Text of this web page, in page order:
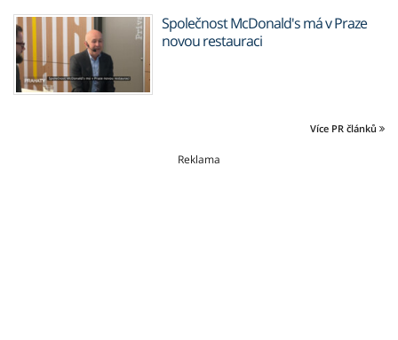
Společnost McDonald's má v Praze
novou restauraci
Více PR článků
Reklama